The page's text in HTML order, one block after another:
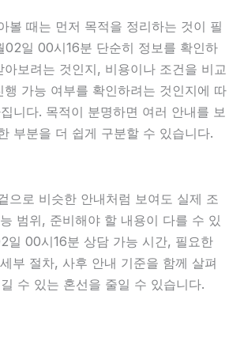
볼 때는 먼저 목적을 정리하는 것이 필
일 00시16분 단순히 정보를 확인하
보려는 것인지, 비용이나 조건을 비교
가능 여부를 확인하려는 것인지에 따
니다. 목적이 분명하면 여러 안내를 보
부분을 더 쉽게 구분할 수 있습니다.
으로 비슷한 안내처럼 보여도 실제 조
범위, 준비해야 할 내용이 다를 수 있
일 00시16분 상담 가능 시간, 필요한
부 절차, 사후 안내 기준을 함께 살펴
수 있는 혼선을 줄일 수 있습니다.